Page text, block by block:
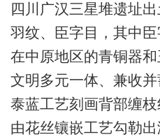
四川广汉三星堆遗址
羽纹、臣字目，其中
在中原地区的青铜器
文明多元一体、兼收
泰蓝工艺刻画背部缠枝
由花丝镶嵌工艺勾勒